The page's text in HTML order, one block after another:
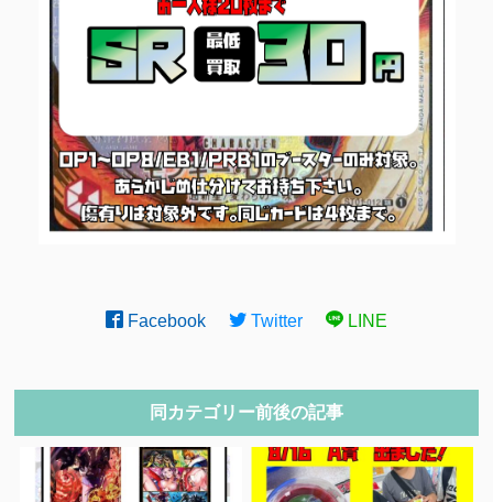
Facebook Twitter LINE
同カテゴリー前後の記事